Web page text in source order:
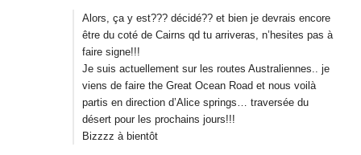
Alors, ça y est??? décidé?? et bien je devrais encore
être du coté de Cairns qd tu arriveras, n’hesites pas à
faire signe!!!
Je suis actuellement sur les routes Australiennes.. je
viens de faire the Great Ocean Road et nous voilà
partis en direction d’Alice springs… traversée du
désert pour les prochains jours!!!
Bizzzz à bientôt